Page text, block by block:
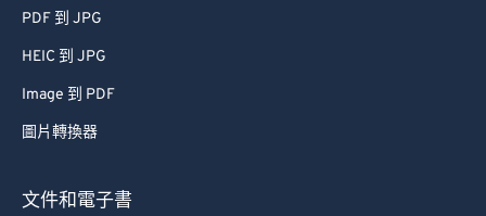
PDF 到 JPG
HEIC 到 JPG
Image 到 PDF
圖片轉換器
文件和電子書